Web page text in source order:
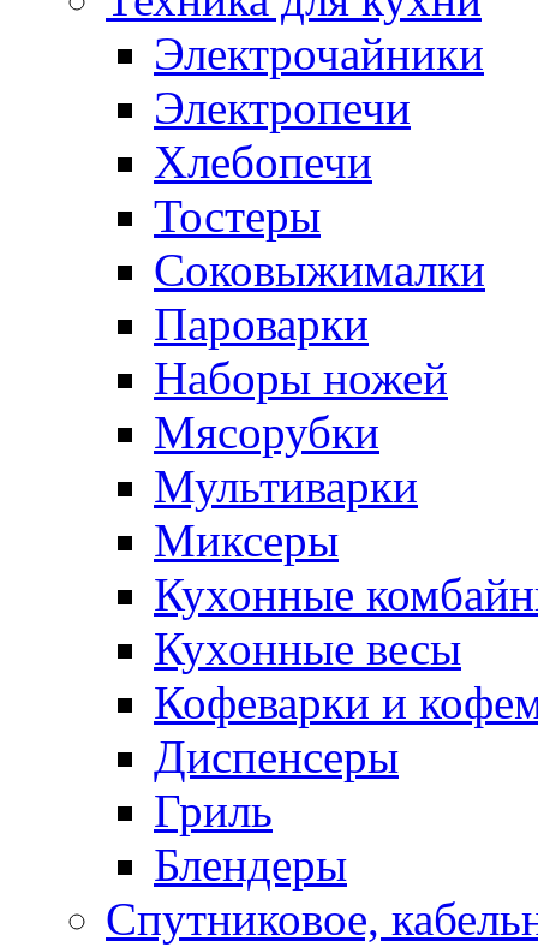
Электрочайники
Электропечи
Хлебопечи
Тостеры
Соковыжималки
Пароварки
Наборы ножей
Мясорубки
Мультиварки
Миксеры
Кухонные
Кухонные весы
Кофеварки и
Диспенсеры
Гриль
Блендеры
Спутниковое,